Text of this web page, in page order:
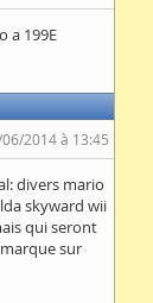
a 199E
2014 à 13:45
divers mario
skyward wii
qui seront
sur